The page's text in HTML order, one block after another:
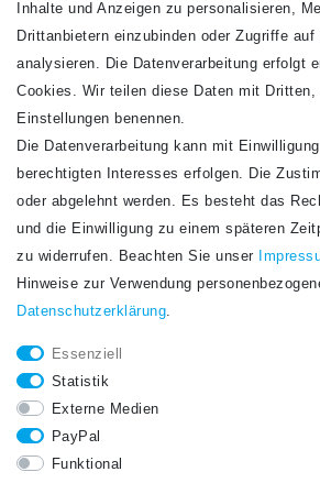
Newsletter
Honig
Hiermit bestätige ich, dass ich die
STAY CONNECTED.
Inhalte und Anzeigen zu personalisieren,
Drittanbietern einzubinden oder Zugriffe
analysieren. Die Datenverarbeitung erfolgt
Cookies. Wir teilen diese Daten mit Dritten,
Einstellungen benennen.
Die Datenverarbeitung kann mit
berechtigten Interesses erfolgen. Die
oder abgelehnt werden. Es besteht das
und die Einwilligung zu einem späteren
zu widerrufen. Beachten Sie unser
Hinweise zur Verwendung
Daten­schutz­erklärung.
Essenziell
Statistik
Externe Medien
PayPal
Funktional